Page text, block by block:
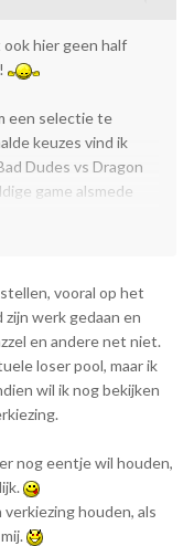
hier geen half
een selectie te
keuzes vind ik
Dudes vs Dragon
game alsmede
om er tussen te
zo'n lijst samen te
selectie
bepaalde ronde
Zo'n loser kan
maar ligt er dus
vereist, dus
vooral op het
werk gedaan en
en andere net niet.
loser pool, maar ik
wil ik nog bekijken
nog eentje wil houden,
houden, als